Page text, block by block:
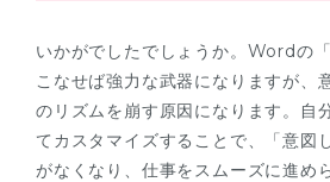
いかがでしたでしょうか。Wordの
こなせば強力な武器になりますが、
のリズムを崩す原因になります。自
てカスタマイズすることで、「意図
がなくなり、仕事をスムーズに進め